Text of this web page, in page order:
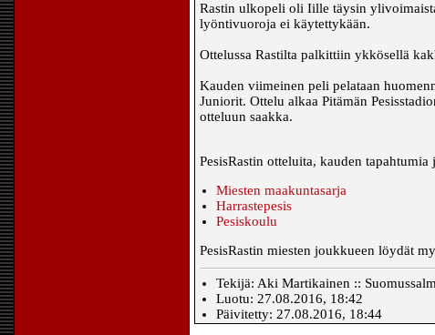
Rastin ulkopeli oli Iille täysin
lyöntivuoroja ei käytettykään.
Ottelussa Rastilta palkittiin ykkösellä
Kauden viimeinen peli pelataan
Juniorit. Ottelu alkaa Pitämän
otteluun saakka.
PesisRastin otteluita, kauden
Miesten maakuntasarja
Harrastepesis
Pesiskoulu
PesisRastin miesten joukkueen löydät
Tekijä: Aki Martikainen ::
Luotu: 27.08.2016, 18:42
Päivitetty: 27.08.2016, 18:44